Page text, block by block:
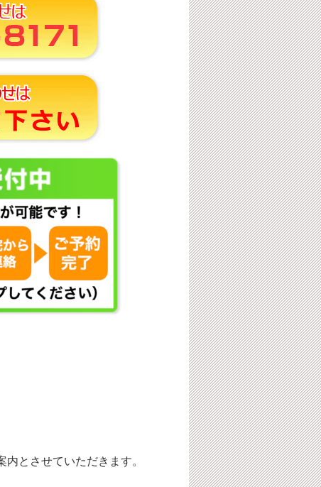
とさせていただきます。